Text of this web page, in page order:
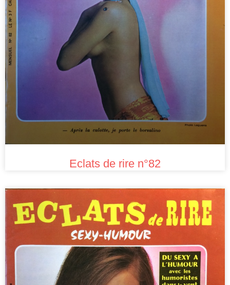
Eclats de rire n°82